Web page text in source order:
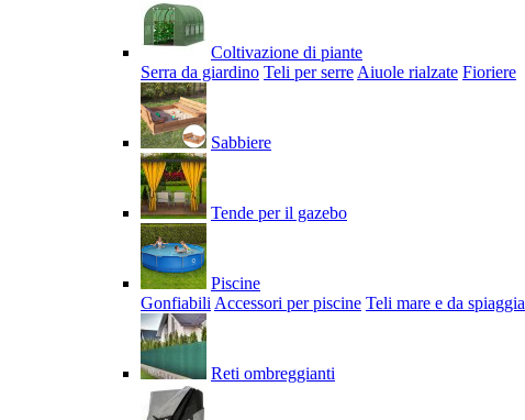
Coltivazione di piante
Serra da giardino Teli per serre Aiuole rialzate Fioriere
Sabbiere
Tende per il gazebo
Piscine
Gonfiabili Accessori per piscine Teli mare e da spiaggia
Reti ombreggianti